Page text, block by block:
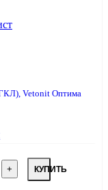
Vetonit Оптима
КУПИТЬ